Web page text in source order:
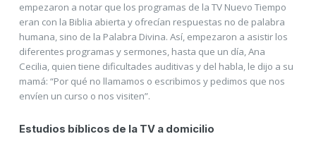
empezaron a notar que los programas de la TV Nuevo Tiempo
eran con la Biblia abierta y ofrecían respuestas no de palabra
humana, sino de la Palabra Divina. Así, empezaron a asistir los
diferentes programas y sermones, hasta que un día, Ana
Cecilia, quien tiene dificultades auditivas y del habla, le dijo a su
mamá: “Por qué no llamamos o escribimos y pedimos que nos
envíen un curso o nos visiten”.
Estudios bíblicos de la TV a domicilio